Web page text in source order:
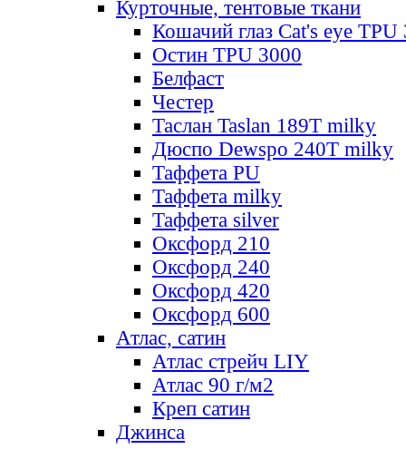
Курточные, тентовые ткани
Кошачий глаз Cat's eye TPU
Остин TPU 3000
Белфаст
Честер
Таслан Taslan 189T milky
Дюспо Dewspo 240T milky
Таффета PU
Таффета milky
Таффета silver
Оксфорд 210
Оксфорд 240
Оксфорд 420
Оксфорд 600
Атлас, сатин
Атлас стрейч LIY
Атлас 90 г/м2
Креп сатин
Джинса